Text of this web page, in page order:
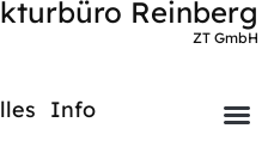
Reinberg
ZT GmbH
Info